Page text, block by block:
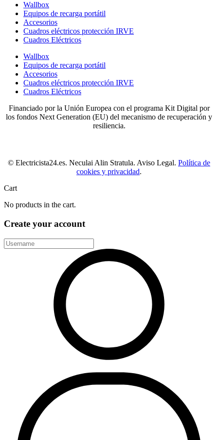
Wallbox
Equipos de recarga portátil
Accesorios
Cuadros eléctricos protección IRVE
Cuadros Eléctricos
Wallbox
Equipos de recarga portátil
Accesorios
Cuadros eléctricos protección IRVE
Cuadros Eléctricos
Financiado por la Unión Europea con el programa Kit Digital por
los fondos Next Generation (EU) del mecanismo de recuperación y
resiliencia.
© Electricista24.es. Neculai Alin Stratula. Aviso Legal. Política de
cookies y privacidad.
Cart
No products in the cart.
Create your account